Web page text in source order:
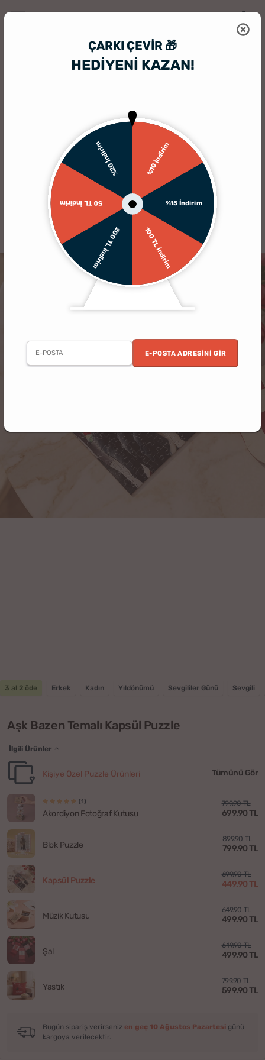
ÇARKI ÇEVIR 🎁
HEDİYENİ KAZAN!
%10 İndirim
%15 İndirim
100 TL İndirim
200 TL İndirim
50 TL İndirim
%20 İndirim
E-POSTA ADRESINI GIR
3 al 2 öde Erkek Kadın Yıldönümü Sevgililer Günü Sevgili
Aşk Bazen Temalı Kapsül Puzzle
İlgili Ürünler
Kişiye Özel Puzzle Ürünleri Tümünü Gör
(1)
Akordiyon Fotoğraf Kutusu
799.90 TL
699.90 TL
Blok Puzzle
899.90 TL
799.90 TL
Kapsül Puzzle
699.90 TL
449.90 TL
Müzik Kutusu
649.90 TL
499.90 TL
Şal
649.90 TL
499.90 TL
Yastık
799.90 TL
599.90 TL
Bugün sipariş verirseniz en geç 10 Ağustos Pazartesi günü
kargoya verilecektir.